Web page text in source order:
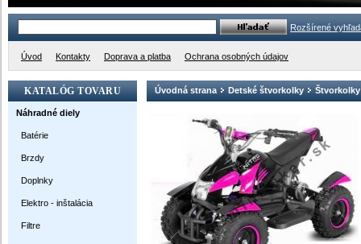
Rozšírené
Úvod Kontakty Doprava a platba Ochrana osobných údajov
KATALÓG TOVARU
Náhradné diely
Batérie
Brzdy
Doplnky
Elektro - inštalácia
Filtre
Úvodná strana Detské štvorkolky